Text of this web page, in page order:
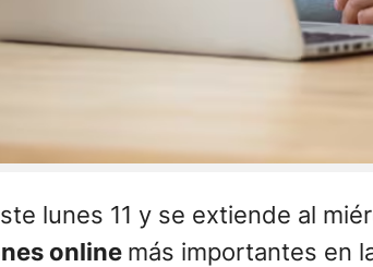
lunes 11 y se extiende al
online más importantes en